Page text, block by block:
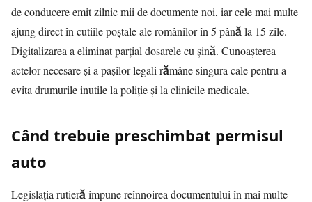
de conducere emit zilnic mii de documente noi, iar cele mai multe
ajung direct în cutiile poștale ale românilor în 5 până la 15 zile.
Digitalizarea a eliminat parțial dosarele cu șină. Cunoașterea
actelor necesare și a pașilor legali rămâne singura cale pentru a
evita drumurile inutile la poliție și la clinicile medicale.
Când trebuie preschimbat permisul
auto
Legislația rutieră impune reînnoirea documentului în mai multe